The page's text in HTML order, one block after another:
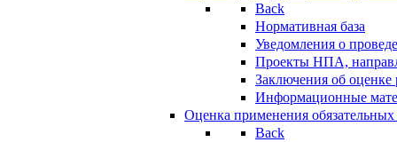
Back
Нормативная база
Уведомления о
Проекты НПА,
Заключения об
Информационные
Оценка применения
Back